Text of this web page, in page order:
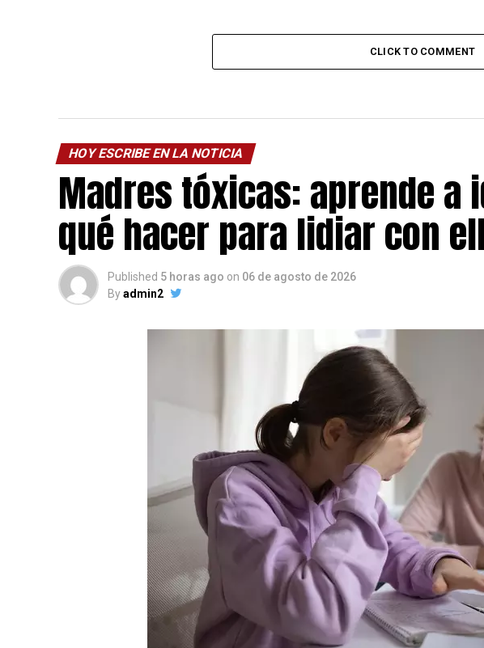
CLICK TO COMMENT
HOY ESCRIBE EN LA NOTICIA
Madres tóxicas: aprende
qué hacer para lidiar con
Published 5 horas ago on 06 de agosto de 2026
Byadmin2